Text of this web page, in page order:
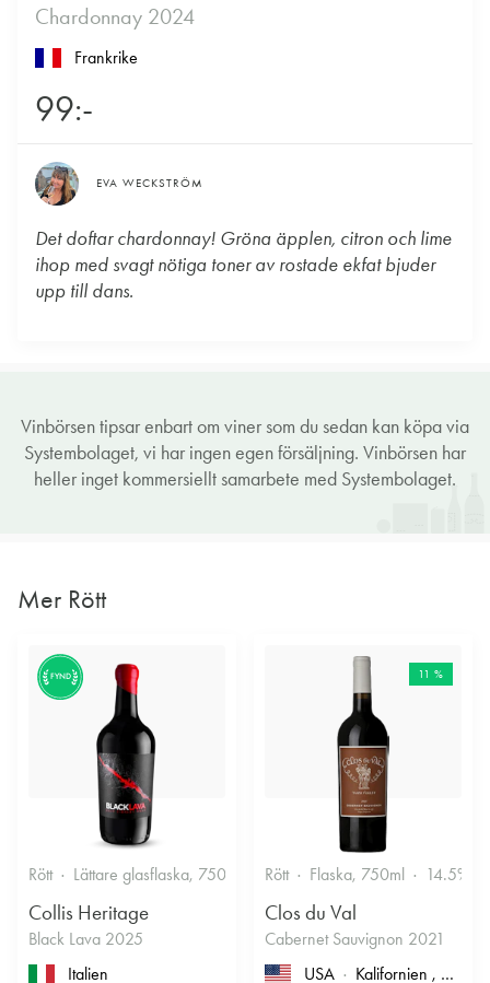
Chardonnay 2024
Frankrike
99:-
EVA WECKSTRÖM
Det doftar chardonnay! Gröna äpplen, citron och lime
ihop med svagt nötiga toner av rostade ekfat bjuder
upp till dans.
Vinbörsen tipsar enbart om viner som du sedan kan köpa via
Systembolaget, vi har ingen egen försäljning. Vinbörsen har
heller inget kommersiellt samarbete med Systembolaget.
Mer Rött
FYND
Rött Lättare glasflaska, 750ml 13.5%
Collis Heritage
Black Lava 2025
Italien
11 %
Rött Flaska, 750ml 14.5%
Clos du Val
Cabernet Sauvignon 2021
USA
Kalifornien , North Coast